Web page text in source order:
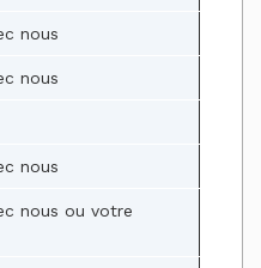
nous
nous
nous
nous ou votre